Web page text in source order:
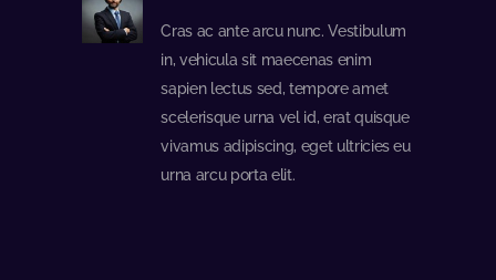
Cras ac ante arcu nunc. Vestibulum
in, vehicula sit maecenas enim
sapien lectus sed, tempore amet
scelerisque urna vel id, erat quisque
vivamus adipiscing, eget ultricies eu
urna arcu porta elit.